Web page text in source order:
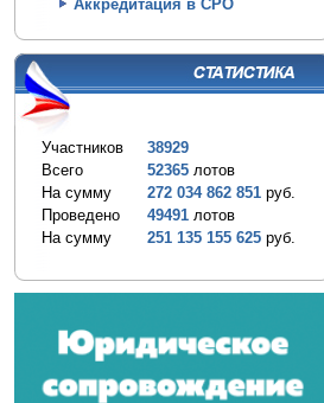
Аккредитация в СРО
Участников
38929
Всего
52365 лотов
На сумму
272 034 862 851 руб.
Проведено
49491 лотов
На сумму
251 135 155 625 руб.